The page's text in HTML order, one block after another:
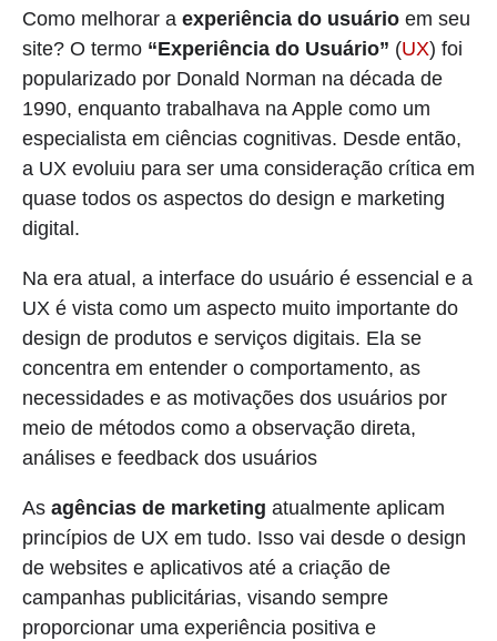
Como melhorar a experiência do usuário em seu
site? O termo “Experiência do Usuário” (UX) foi
popularizado por Donald Norman na década de
1990, enquanto trabalhava na Apple como um
especialista em ciências cognitivas. Desde então,
a UX evoluiu para ser uma consideração crítica em
quase todos os aspectos do design e marketing
digital.
Na era atual, a interface do usuário é essencial e a
UX é vista como um aspecto muito importante do
design de produtos e serviços digitais. Ela se
concentra em entender o comportamento, as
necessidades e as motivações dos usuários por
meio de métodos como a observação direta,
análises e feedback dos usuários
As agências de marketing atualmente aplicam
princípios de UX em tudo. Isso vai desde o design
de websites e aplicativos até a criação de
campanhas publicitárias, visando sempre
proporcionar uma experiência positiva e